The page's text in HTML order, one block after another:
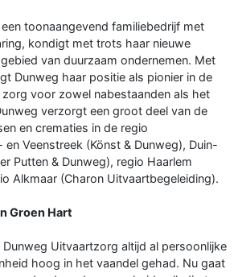
toonaangevend familiebedrijf met
kondigt met trots haar nieuwe
van duurzaam ondernemen. Met
Dunweg haar positie als pionier in de
voor zowel nabestaanden als het
verzorgt een groot deel van de
en crematies in de regio
en Veenstreek (Könst & Dunweg), Duin-
Putten & Dunweg), regio Haarlem
Alkmaar (Charon Uitvaartbegeleiding).
Groen Hart
Uitvaartzorg altijd al persoonlijke
hoog in het vaandel gehad. Nu gaat